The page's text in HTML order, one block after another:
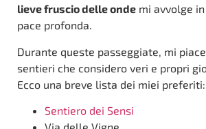
lieve fruscio delle onde mi avvolge
pace profonda.
Durante queste passeggiate, mi
sentieri che considero veri e propri
Ecco una breve lista dei miei preferiti:
Sentiero dei Sensi